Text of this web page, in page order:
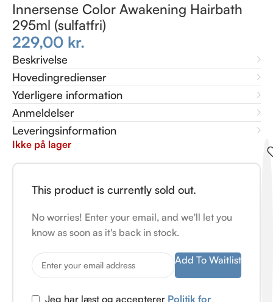
Innersense Color Awakening Hairbath
295ml (sulfatfri)
229,00 kr.
Beskrivelse
Hovedingredienser
Yderligere information
Anmeldelser
Leveringsinformation
Ikke på lager
This product is currently sold out.
No worries! Enter your email, and we'll let you
know as soon as it's back in stock.
Add To Waitlist
Jeg har læst og accepterer Politik for